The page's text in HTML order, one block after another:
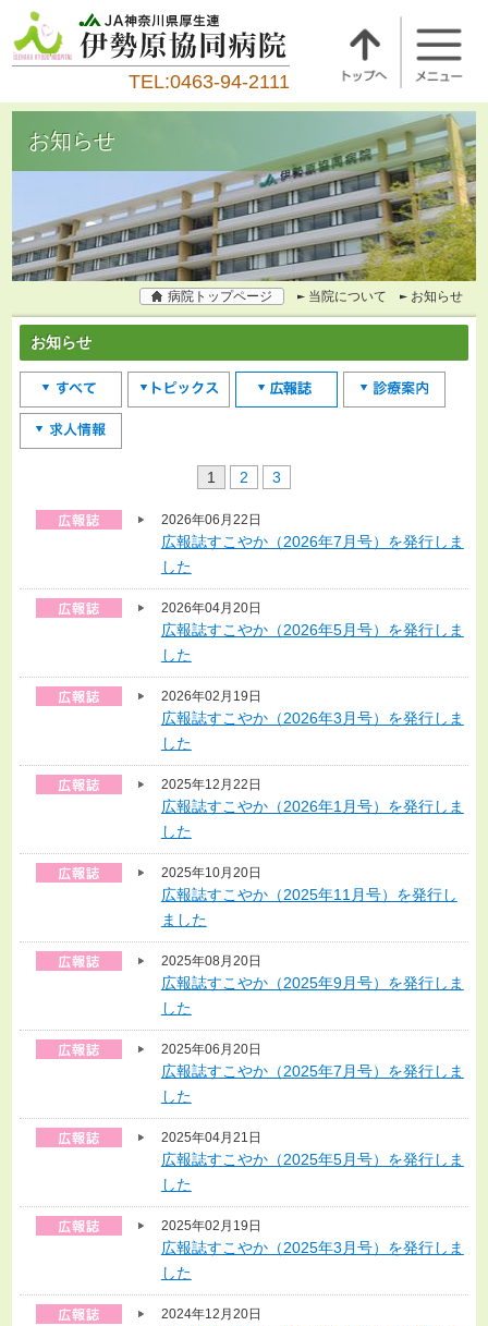
TEL:0463-94-2111
お知らせ
病院トップページ 当院について お知らせ
お知らせ
1 2 3
2026年06月22日
広報誌すこやか（2026年7月号）を発行しま
した
2026年04月20日
広報誌すこやか（2026年5月号）を発行しま
した
2026年02月19日
広報誌すこやか（2026年3月号）を発行しま
した
2025年12月22日
広報誌すこやか（2026年1月号）を発行しま
した
2025年10月20日
広報誌すこやか（2025年11月号）を発行し
ました
2025年08月20日
広報誌すこやか（2025年9月号）を発行しま
した
2025年06月20日
広報誌すこやか（2025年7月号）を発行しま
した
2025年04月21日
広報誌すこやか（2025年5月号）を発行しま
した
2025年02月19日
広報誌すこやか（2025年3月号）を発行しま
した
2024年12月20日